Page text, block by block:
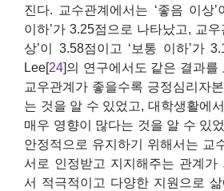
진다. 교수관계에서는 ‘좋음 이상’
이하’가 3.25점으로 나타났고, 교우
상’이 3.58점이고 ‘보통 이하’가
Lee[24]의 연구에서도 같은 결과를
교우관계가 좋을수록 긍정심리자
는 것을 알 수 있었고, 대학생활에
매우 영향이 많다는 것을 알 수 있
안정적으로 유지하기 위해서는 교
서로 인정받고 지지해주는 관계가
서 적극적이고 다양한 지원으로